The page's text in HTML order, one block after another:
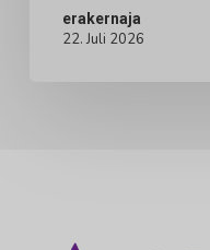
Eingrifferakernaja
22. Juli 2026